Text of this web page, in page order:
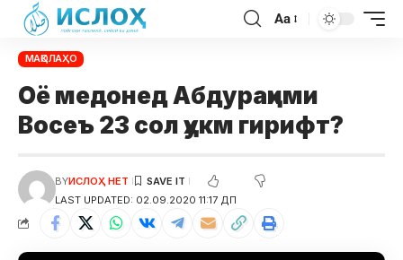
Aa
МАҚОЛАҲО
Оё медонед Абдураҳими
Восеъ 23 сол ҳукм гирифт?
LAST UPDATED: 02.09.2020 11:17 ДП
BYИСЛОҲ НЕТ